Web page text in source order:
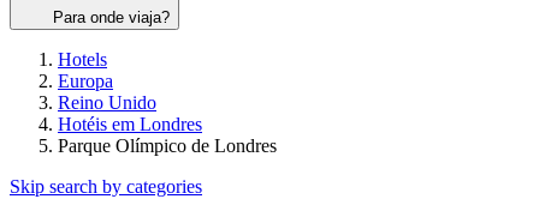
Para onde viaja?
Hotels
Europa
Reino Unido
Hotéis em Londres
Parque Olímpico de Londres
Skip search by categories